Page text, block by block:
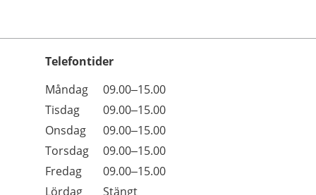
Telefontider
Dag
Öppettider
Kommentarer
Måndag
09.00–15.00
Tisdag
09.00–15.00
Onsdag
09.00–15.00
Torsdag
09.00–15.00
Fredag
09.00–15.00
Lördag
Stängt